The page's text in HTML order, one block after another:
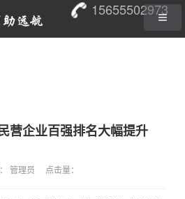
15655502973
营企业百强排名大幅提升
管理员 点击量：